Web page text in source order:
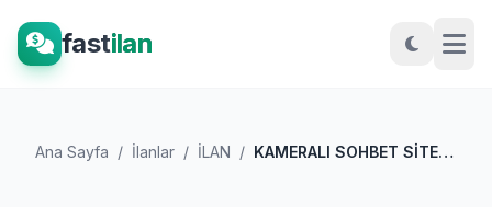
fastilan
Ana Sayfa / İlanlar / İLAN / KAMERALI SOHBET SİTESİ MODEL ALIMI